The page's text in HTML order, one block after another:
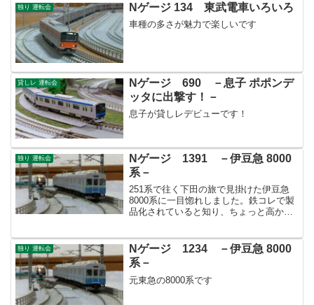
独り 運転会 Nゲージ 134 東武電車いろいろ
車種の多さが魅力で楽しいです
貸しレ 運転会
Nゲージ 690 －息子 ポポンデ
ッタに出撃す！－
息子が貸しレデビューです！
独り 運転会
Nゲージ 1391 －伊豆急 8000
系－
251系で往く下田の旅で見掛けた伊豆急
8000系に一目惚れしました。鉄コレで製
品化されていると知り、ちょっと高かっ
独り 運転会
Nゲージ 1234 －伊豆急 8000
系－
元東急の8000系です